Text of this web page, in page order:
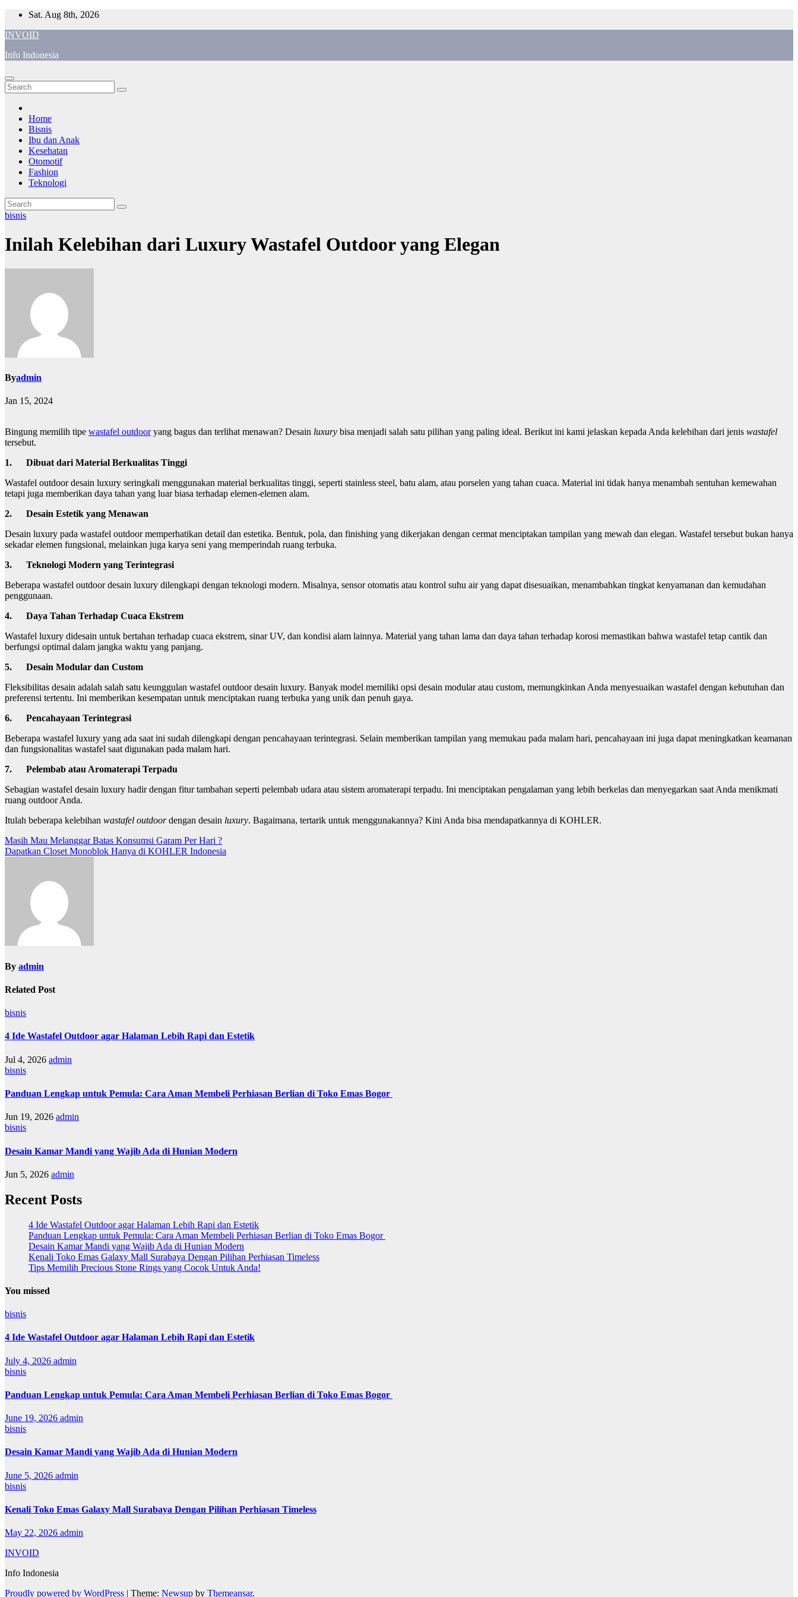
Skip
content
Sat. Aug 8th, 2026
INVOID
Info Indonesia
Home
Bisnis
Ibu dan Anak
Kesehatan
Otomotif
Fashion
Teknologi
bisnis
Inilah Kelebihan dari Luxury Wastafel Outdoor yang Elegan
Byadmin
Jan 15, 2024
Bingung memilih tipe wastafel outdoor yang bagus dan terlihat menawan? Desain luxury bisa menjadi salah satu pilihan yang paling ideal. Berikut ini kami jelaskan kepada Anda kelebihan dari jenis wastafel
tersebut.
1.
Dibuat dari Material Berkualitas Tinggi
Wastafel outdoor desain luxury seringkali menggunakan material berkualitas tinggi, seperti stainless steel, batu alam, atau porselen yang tahan cuaca. Material ini tidak hanya menambah sentuhan kemewahan
tetapi juga memberikan daya tahan yang luar biasa terhadap elemen-elemen alam.
2.
Desain Estetik yang Menawan
Desain luxury pada wastafel outdoor memperhatikan detail dan estetika. Bentuk, pola, dan finishing yang dikerjakan dengan cermat menciptakan tampilan yang mewah dan elegan. Wastafel tersebut bukan hanya
sekadar elemen fungsional, melainkan juga karya seni yang memperindah ruang terbuka.
3.
Teknologi Modern yang Terintegrasi
Beberapa wastafel outdoor desain luxury dilengkapi dengan teknologi modern. Misalnya, sensor otomatis atau kontrol suhu air yang dapat disesuaikan, menambahkan tingkat kenyamanan dan kemudahan
penggunaan.
4.
Daya Tahan Terhadap Cuaca Ekstrem
Wastafel luxury didesain untuk bertahan terhadap cuaca ekstrem, sinar UV, dan kondisi alam lainnya. Material yang tahan lama dan daya tahan terhadap korosi memastikan bahwa wastafel tetap cantik dan
berfungsi optimal dalam jangka waktu yang panjang.
5.
Desain Modular dan Custom
Fleksibilitas desain adalah salah satu keunggulan wastafel outdoor desain luxury. Banyak model memiliki opsi desain modular atau custom, memungkinkan Anda menyesuaikan wastafel dengan kebutuhan dan
preferensi tertentu. Ini memberikan kesempatan untuk menciptakan ruang terbuka yang unik dan penuh gaya.
6.
Pencahayaan Terintegrasi
Beberapa wastafel luxury yang ada saat ini sudah dilengkapi dengan pencahayaan terintegrasi. Selain memberikan tampilan yang memukau pada malam hari, pencahayaan ini juga dapat meningkatkan keamanan
dan fungsionalitas wastafel saat digunakan pada malam hari.
7.
Pelembab atau Aromaterapi Terpadu
Sebagian wastafel desain luxury hadir dengan fitur tambahan seperti pelembab udara atau sistem aromaterapi terpadu. Ini menciptakan pengalaman yang lebih berkelas dan menyegarkan saat Anda menikmati
ruang outdoor Anda.
Itulah beberapa kelebihan wastafel outdoor dengan desain luxury. Bagaimana, tertarik untuk menggunakannya? Kini Anda bisa mendapatkannya di KOHLER.
Post
navigation
Masih Mau Melanggar Batas Konsumsi Garam Per Hari ?
Dapatkan Closet Monoblok Hanya di KOHLER Indonesia
By admin
Related Post
bisnis
4 Ide Wastafel Outdoor agar Halaman Lebih Rapi dan Estetik
Jul 4, 2026 admin
bisnis
Panduan Lengkap untuk Pemula: Cara Aman Membeli Perhiasan Berlian di Toko Emas Bogor
Jun 19, 2026 admin
bisnis
Desain Kamar Mandi yang Wajib Ada di Hunian Modern
Jun 5, 2026 admin
Recent Posts
4 Ide Wastafel Outdoor agar Halaman Lebih Rapi dan Estetik
Panduan Lengkap untuk Pemula: Cara Aman Membeli Perhiasan Berlian di Toko Emas Bogor
Desain Kamar Mandi yang Wajib Ada di Hunian Modern
Kenali Toko Emas Galaxy Mall Surabaya Dengan Pilihan Perhiasan Timeless
Tips Memilih Precious Stone Rings yang Cocok Untuk Anda!
You missed
bisnis
4 Ide Wastafel Outdoor agar Halaman Lebih Rapi dan Estetik
July 4, 2026 admin
bisnis
Panduan Lengkap untuk Pemula: Cara Aman Membeli Perhiasan Berlian di Toko Emas Bogor
June 19, 2026 admin
bisnis
Desain Kamar Mandi yang Wajib Ada di Hunian Modern
June 5, 2026 admin
bisnis
Kenali Toko Emas Galaxy Mall Surabaya Dengan Pilihan Perhiasan Timeless
May 22, 2026 admin
INVOID
Info Indonesia
Proudly powered by WordPress | Theme: Newsup by Themeansar.